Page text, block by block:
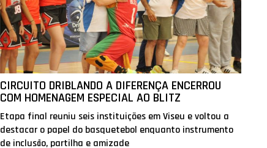
CIRCUITO DRIBLANDO A DIFERENÇA ENCERROU
COM HOMENAGEM ESPECIAL AO BLITZ
Etapa final reuniu seis instituições em Viseu e voltou a
destacar o papel do basquetebol enquanto instrumento
de inclusão, partilha e amizade